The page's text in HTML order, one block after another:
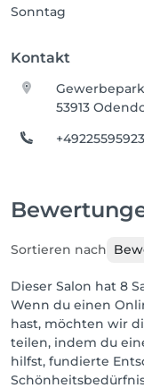
Sonntag
Kontakt
53913
Sortieren nach
Dieser Salon hat 8
Wenn du einen
hast, möchten wir
teilen, indem du
hilfst, fundierte